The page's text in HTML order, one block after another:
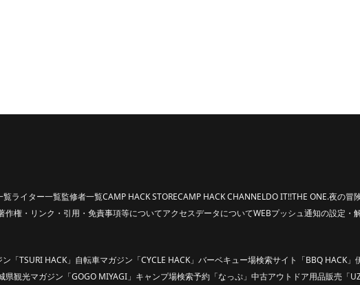
覧ライター一覧監修者一覧CAMP HACK STORECAMP HACK CHANNELDO IT!!THE ONE.夜の冒
作権・リンク・引用・免責事項等についてアクセスデータについてWEBプッシュ通知の設定・
「TSURI HACK」 自転車マガジン「CYCLE HACK」 バーベキュー場検索サイト「BBQ HACK」
県観光マガジン「GOGO MIYAGI」 キャンプ場検索予約「なっぷ」 中古アウトドア用品販売「